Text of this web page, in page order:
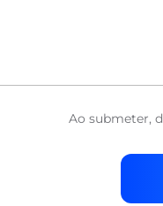
Ao submeter,